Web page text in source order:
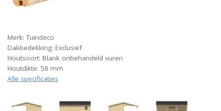
Merk: Tuindeco
Dakbedekking: Exclusief
Houtsoort: Blank onbehandeld vuren
Houtdikte: 58 mm
Alle specificaties